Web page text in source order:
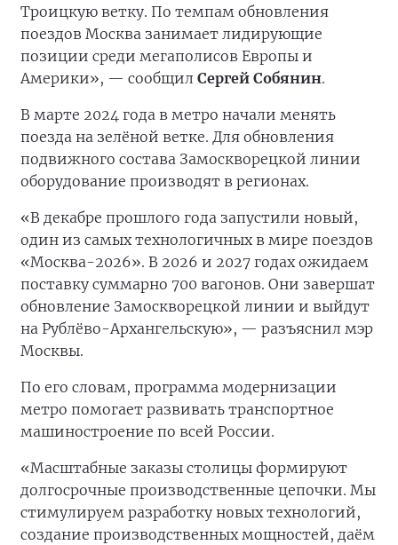
Троицкую ветку. По темпам обновления
поездов Москва занимает лидирующие
позиции среди мегаполисов Европы и
Америки», — сообщил Сергей Собянин.
В марте 2024 года в метро начали менять
поезда на зелёной ветке. Для обновления
подвижного состава Замоскворецкой линии
оборудование производят в регионах.
«В декабре прошлого года запустили новый,
один из самых технологичных в мире поездов
«Москва-2026». В 2026 и 2027 годах ожидаем
поставку суммарно 700 вагонов. Они завершат
обновление Замоскворецкой линии и выйдут
на Рублёво-Архангельскую», — разъяснил мэр
Москвы.
По его словам, программа модернизации
метро помогает развивать транспортное
машиностроение по всей России.
«Масштабные заказы столицы формируют
долгосрочные производственные цепочки. Мы
стимулируем разработку новых технологий,
создание производственных мощностей, даём